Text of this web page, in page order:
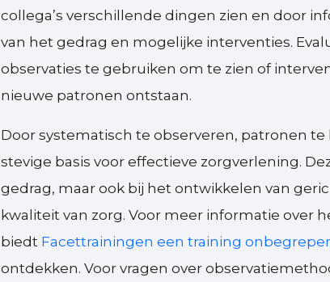
collega’s verschillende dingen zien en door
van het gedrag en mogelijke interventies.
observaties te gebruiken om te zien of
nieuwe patronen ontstaan.
Door systematisch te observeren, patronen
stevige basis voor effectieve zorgverlening.
gedrag, maar ook bij het ontwikkelen van
kwaliteit van zorg. Voor meer informatie over
biedt Facettrainingen een training
ontdekken. Voor vragen over